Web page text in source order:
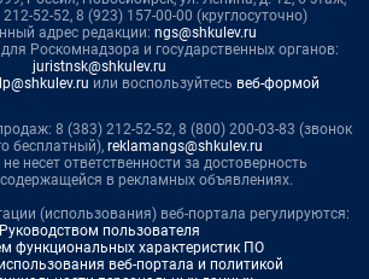
52-52, 8 (923) 157-00-00 (круглосуточно)
адрес редакции: ngs@shkulev.ru
Роскомнадзора и государственных органов:
juristnsk@shkulev.ru
или воспользуйтесь веб-формой
8 (383) 212-52-52, 8 (800) 200-03-83 (звонок
бесплатный), reklamangs@shkulev.ru
несет ответственности за достоверность
в рекламных объявлениях.
(использования) веб-портала регулируются:
Руководством пользователя
функциональных характеристик ПО
веб-портала и политикой